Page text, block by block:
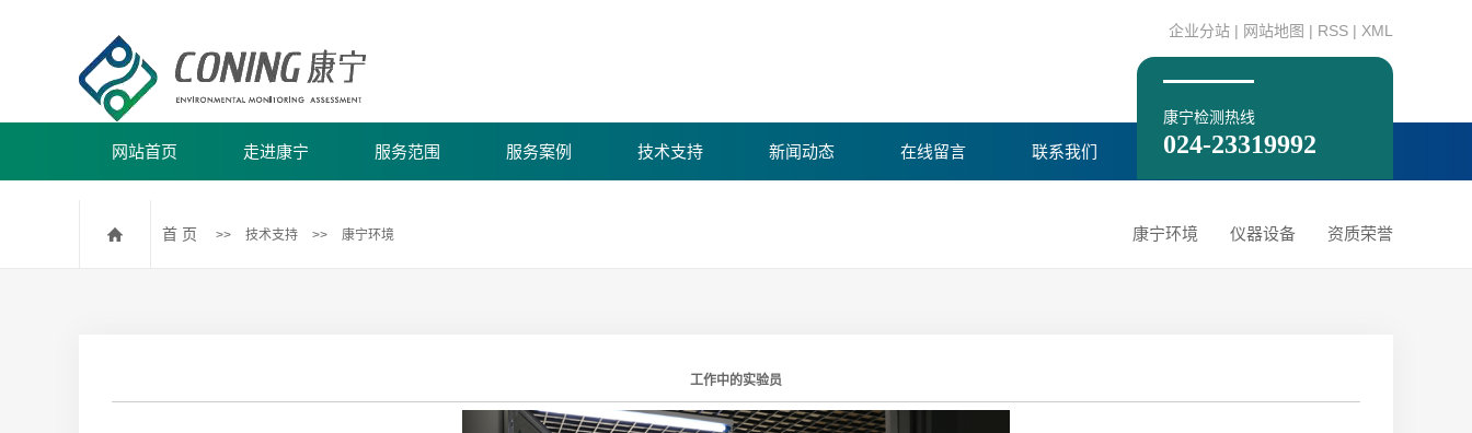
企业分站 | 网站地图 | RSS | XML
康宁检测热线
024-23319992
网站首页 走进康宁
公司团建
服务范围
海水监测
固废和污泥监测
服务案例 技术支持 新闻动态 在线留言 联系我们
首 页 >> 技术支持 >> 康宁环境 康宁环境 仪器设备 资质荣誉
工作中的实验员